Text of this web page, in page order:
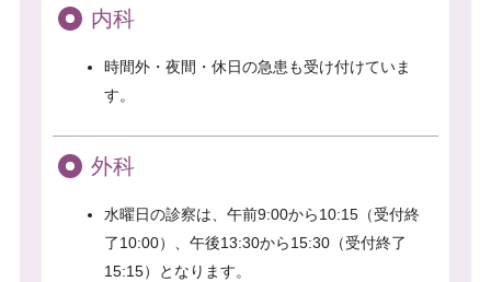
内科
時間外・夜間・休日の急患も受け付けていま
す。
外科
水曜日の診察は、午前9:00から10:15（受付終
了10:00）、午後13:30から15:30（受付終了
15:15）となります。